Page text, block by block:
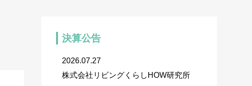
決算公告
2026.07.27
株式会社リビングくらしHOW研究所